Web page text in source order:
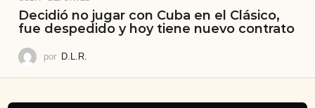
Decidió no jugar con Cuba en el Clásico,
fue despedido y hoy tiene nuevo contrato
por D.L.R.